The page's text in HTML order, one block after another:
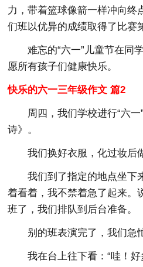
力，带着篮球像箭一样冲向终
们班以优异的成绩取得了比赛
难忘的“六一”儿童节在同
愿所有孩子们健康快乐。
快乐的六一三年级作文 篇2
周四，我们学校进行“六
诗》。
我们换好衣服，化过妆后
我们到了指定的地点坐下
着看着，我不禁着急了起来。
班了，我们排队到后台准备。
别的班表演完了，我们急
我在台上往下看：“哇！